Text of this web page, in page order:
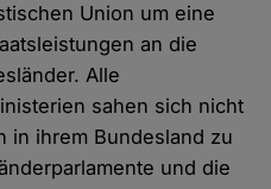
Union um eine
an die
Alle
sahen sich nicht
in ihrem Bundesland zu
und die